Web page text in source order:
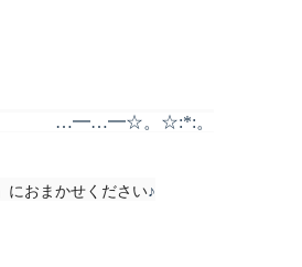
。☆:*:。
におまかせください♪